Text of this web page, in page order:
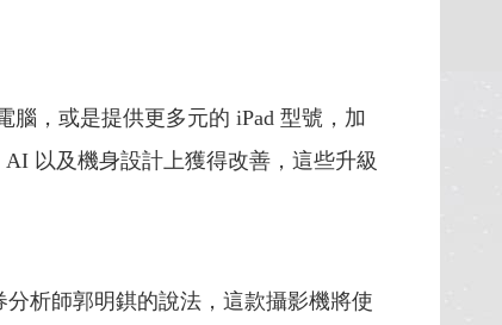
，或是提供更多元的 iPad 型號，加
以及機身設計上獲得改善，這些升級
析師郭明錤的說法，這款攝影機將使